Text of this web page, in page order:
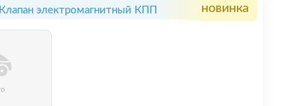
Клапан электромагнитный КПП новинка